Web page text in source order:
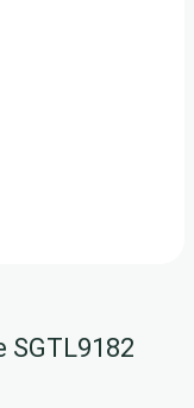
SGTL9182